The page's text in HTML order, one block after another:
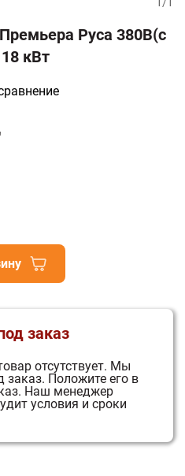
1/1
Руса 380В(с
кВт
заказ
отсутствует. Мы
заказ. Положите его в
Наш менеджер
условия и сроки